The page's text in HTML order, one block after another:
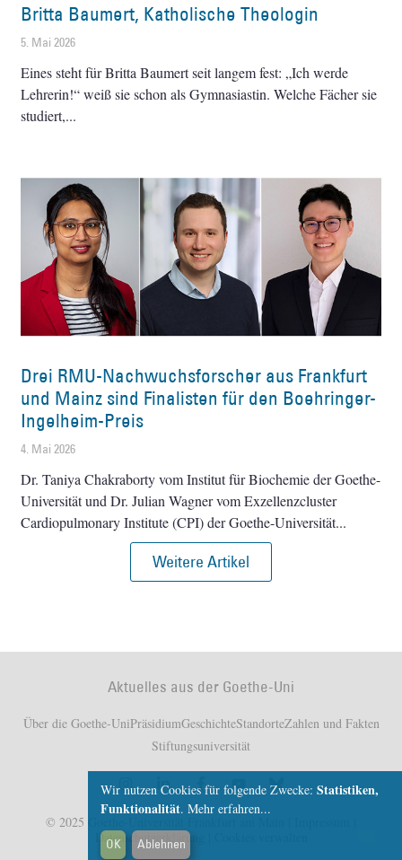
Britta Baumert, Katholische Theologin
5. Mai 2026
Eines steht für Britta Baumert seit langem fest: „Ich werde
Lehrerin!“ weiß sie schon als Gymnasiastin. Welche Fächer sie
studiert,
Drei RMU-Nachwuchsforscher aus Frankfurt
und Mainz sind Finalisten für den Boehringer-
Ingelheim-Preis
4. Mai 2026
Dr. Taniya Chakraborty vom Institut für Biochemie der Goethe-
Universität und Dr. Julian Wagner vom Exzellenzcluster
Cardiopulmonary Institute (CPI) der Goethe-Universität
Weitere Artikel
Aktuelles aus der Goethe-Uni
Über die Goethe-UniPräsidiumGeschichteStandorteZahlen und Fakten
Stiftungsuniversität
© 2025 Goethe-Universität Frankfurt am Main |
Datenschutzerklärung
Wir nutzen Cookies für folgende Zwecke: Statistiken,
Funktionalität. Mehr erfahren...
OK Ablehnen